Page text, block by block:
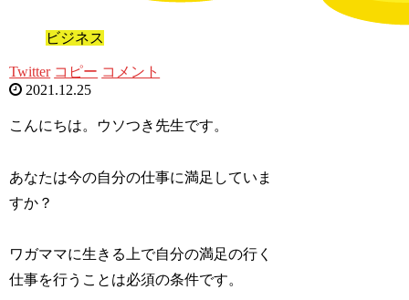
ビジネス
Twitter コピー コメント
2021.12.25
こんにちは。ウソつき先生です。
あなたは今の自分の仕事に満足していま
すか？
ワガママに生きる上で自分の満足の行く
仕事を行うことは必須の条件です。